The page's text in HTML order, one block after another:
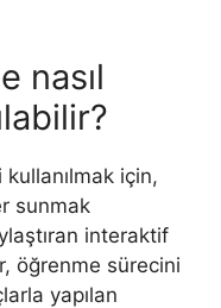
nasıl
için,
sunmak
interaktif
öğrenme sürecini
yapılan